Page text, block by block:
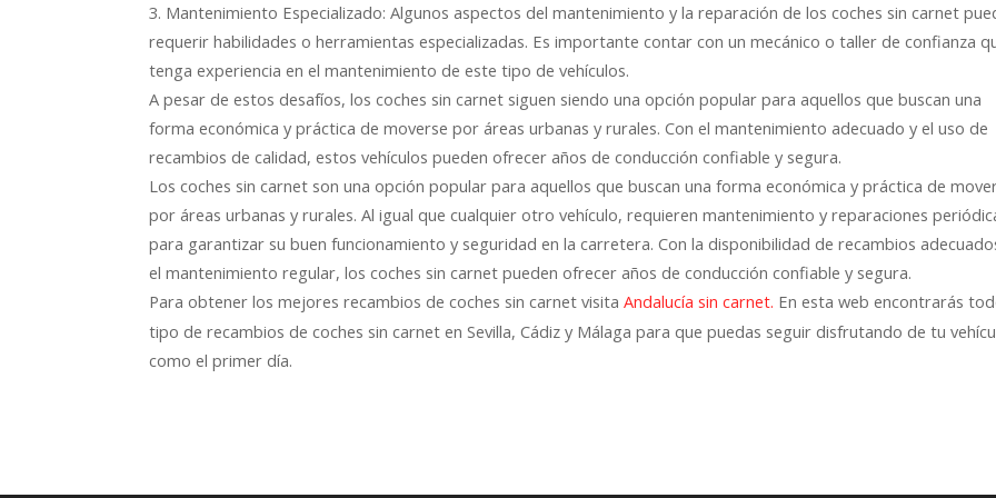
3. Mantenimiento Especializado: Algunos aspectos del mantenimiento y la reparación de los coches sin carnet
requerir habilidades o herramientas especializadas. Es importante contar con un mecánico o taller de confianza
tenga experiencia en el mantenimiento de este tipo de vehículos.
A pesar de estos desafíos, los coches sin carnet siguen siendo una opción popular para aquellos que buscan una
forma económica y práctica de moverse por áreas urbanas y rurales. Con el mantenimiento adecuado y el uso de
recambios de calidad, estos vehículos pueden ofrecer años de conducción confiable y segura.
Los coches sin carnet son una opción popular para aquellos que buscan una forma económica y práctica de
por áreas urbanas y rurales. Al igual que cualquier otro vehículo, requieren mantenimiento y reparaciones
para garantizar su buen funcionamiento y seguridad en la carretera. Con la disponibilidad de recambios
el mantenimiento regular, los coches sin carnet pueden ofrecer años de conducción confiable y segura.
Para obtener los mejores recambios de coches sin carnet visitaAndalucía sin carnet. En esta web encontrarás
tipo de recambios de coches sin carnet en Sevilla, Cádiz y Málaga para que puedas seguir disfrutando de tu
como el primer día.